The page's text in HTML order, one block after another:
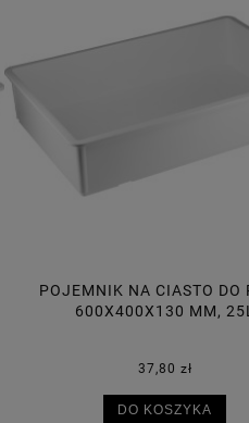
POJEMNIK NA CIASTO DO
600X400X95 MM, 18L
34,70 zł
DO KOSZYKA